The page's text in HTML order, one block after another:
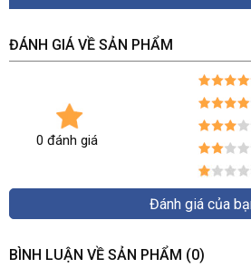
ĐÁNH GIÁ VỀ SẢN PHẨM
0 đánh giá
Đánh giá của
BÌNH LUẬN VỀ SẢN PHẨM (0)